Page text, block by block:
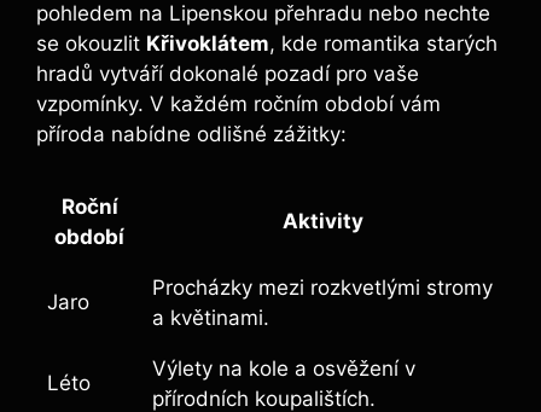
pohledem na Lipenskou přehradu nebo nechte
se okouzlit Křivoklátem, kde romantika starých
hradů vytváří dokonalé pozadí pro vaše
vzpomínky. V každém ročním období vám
příroda nabídne odlišné zážitky:
Roční
období
Aktivity
Jaro
Procházky mezi rozkvetlými stromy
a květinami.
Léto
Výlety na kole a osvěžení v
přírodních koupalištích.